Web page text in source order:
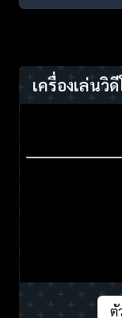
เครื่องเล่นวิดี
ตั